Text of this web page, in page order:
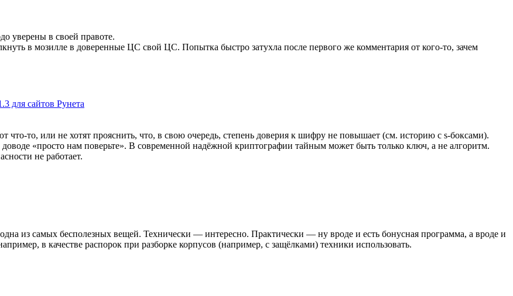
уверены в своей правоте.
в мозилле в доверенные ЦС свой ЦС. Попытка быстро затухла после первого же комментария от кого-то, зачем
для сайтов Рунета
что-то, или не хотят прояснить, что, в свою очередь, степень доверия к шифру не повышает (см. историю с s-боксами).
«просто нам поверьте». В современной надёжной криптографии тайным может быть только ключ, а не алгоритм.
не работает.
из самых бесполезных вещей. Технически — интересно. Практически — ну вроде и есть бонусная программа, а вроде и
в качестве распорок при разборке корпусов (например, с защёлками) техники использовать.